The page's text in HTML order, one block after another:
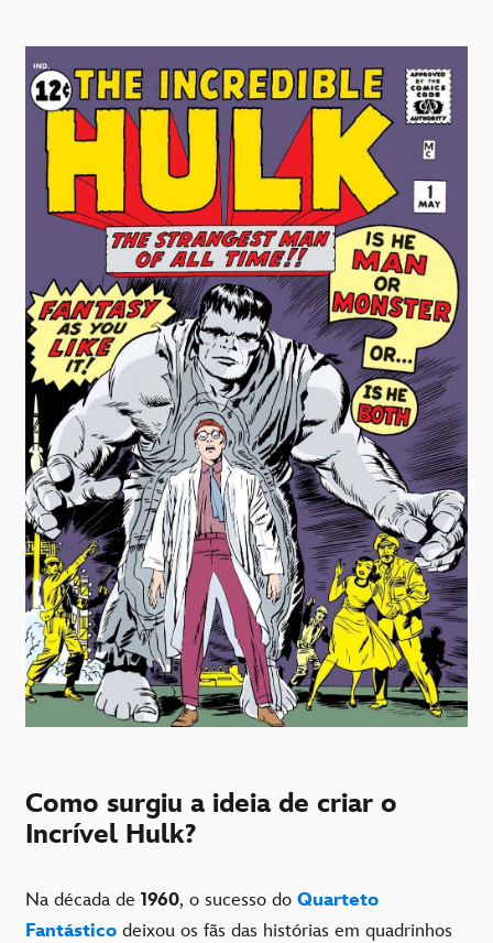
Como surgiu a ideia de criar o
Incrível Hulk?
Na década de 1960, o sucesso do Quarteto
Fantástico deixou os fãs das histórias em quadrinhos